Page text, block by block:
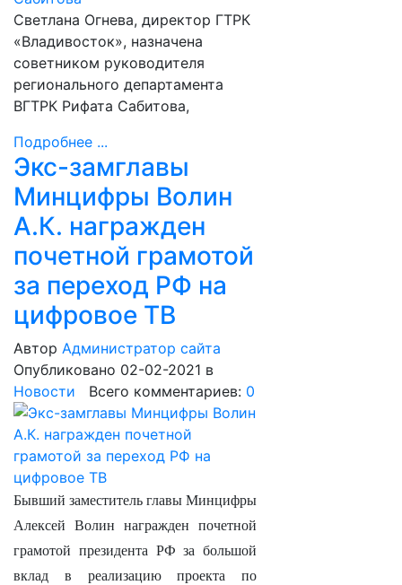
Светлана Огнева, директор ГТРК
«Владивосток», назначена
советником руководителя
регионального департамента
ВГТРК Рифата Сабитова,
Подробнее ...
Экс-замглавы
Минцифры Волин
А.К. награжден
почетной грамотой
за переход РФ на
цифровое ТВ
Автор Администратор сайта
Опубликовано 02-02-2021 в
Новости Всего комментариев: 0
Бывший заместитель главы Минцифры
Алексей Волин награжден почетной
грамотой президента РФ за большой
вклад в реализацию проекта по